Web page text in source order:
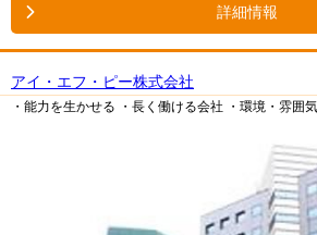
詳細情報
アイ・エフ・ピー株式会社
・能力を生かせる ・長く働ける会社 ・環境・雰囲気